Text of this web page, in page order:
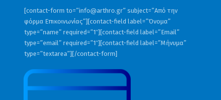
[contact-form to=”info@arthro.gr” subject=”Από την
φόρμα Επικοινωνίας”][contact-field label=”Όνομα”
type=”name” required=”1″][contact-field label=”Email”
type=”email” required=”1″][contact-field label=”Μήνυμα”
type=”textarea”][/contact-form]